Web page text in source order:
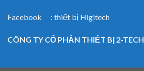
Facebook : thiết bị Higitech
CÔNG TY CỔ PHẦN THIẾT BỊ 2-TECH